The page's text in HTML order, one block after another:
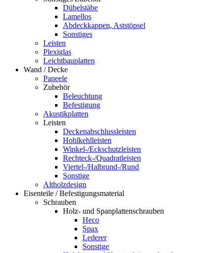
Dübelstäbe
Lamellos
Abdeckkappen, Aststöpsel
Sonstiges
Leisten
Plexiglas
Leichtbauplatten
Wand / Decke
Paneele
Zubehör
Beleuchtung
Befestigung
Akustikplatten
Leisten
Deckenabschlussleisten
Hohlkehlleisten
Winkel-/Eckschutzleisten
Rechteck-/Quadratleisten
Viertel-/Halbrund-/Rund
Sonstige
Altholzdesign
Eisenteile / Befestigungsmaterial
Schrauben
Holz- und Spanplattenschrauben
Heco
Spax
Lederer
Sonstige